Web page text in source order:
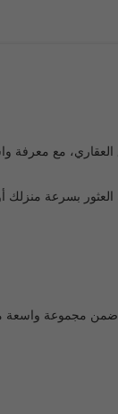
مع معرفة
بسرعة منزلك
ضمن مجموعة واسعة من